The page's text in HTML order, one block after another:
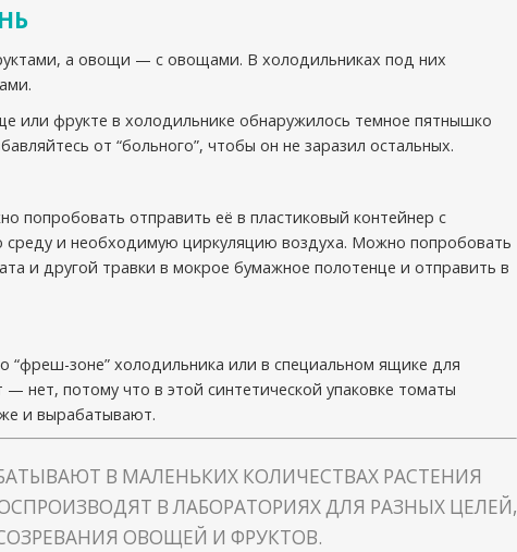
а овощи — с овощами. В холодильниках под них
или фрукте в холодильнике обнаружилось темное пятнышко
от “больного”, чтобы он не заразил остальных.
попробовать отправить её в пластиковый контейнер с
и необходимую циркуляцию воздуха. Можно попробовать
и другой травки в мокрое бумажное полотенце и отправить в
“фреш-зоне” холодильника или в специальном ящике для
нет, потому что в этой синтетической упаковке томаты
и вырабатывают.
В МАЛЕНЬКИХ КОЛИЧЕСТВАХ РАСТЕНИЯ
В ЛАБОРАТОРИЯХ ДЛЯ РАЗНЫХ ЦЕЛЕЙ,
ОВОЩЕЙ И ФРУКТОВ.